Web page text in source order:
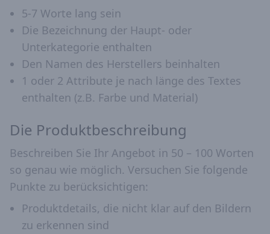
5-7 Worte lang sein
Die Bezeichnung der Haupt- oder
Unterkategorie enthalten
Den Namen des Herstellers beinhalten
1 oder 2 Attribute je nach länge des Textes
enthalten (z.B. Farbe und Material)
Die Produktbeschreibung
Beschreiben Sie Ihr Angebot in 50 – 100 Worten
so genau wie möglich. Versuchen Sie folgende
Punkte zu berücksichtigen:
Produktdetails, die nicht klar auf den Bildern
zu erkennen sind